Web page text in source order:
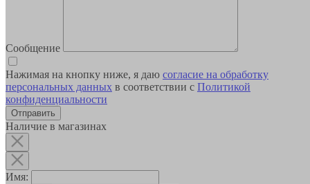
Сообщение
Нажимая на кнопку ниже, я даю согласие на обработку
персональных данных в соответствии с Политикой
конфиденциальности
Наличие в магазинах
Имя: